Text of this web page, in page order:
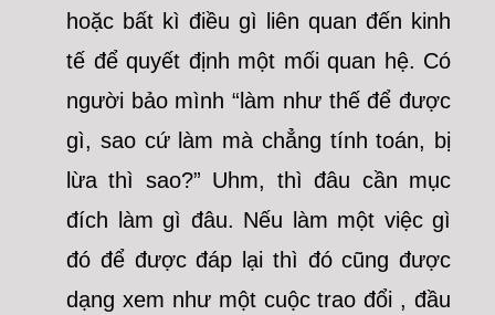
hoặc bất kì điều gì liên quan đến kinh
tế để quyết định một mối quan hệ. Có
người bảo mình “làm như thế để được
gì, sao cứ làm mà chẳng tính toán, bị
lừa thì sao?” Uhm, thì đâu cần mục
đích làm gì đâu. Nếu làm một việc gì
đó để được đáp lại thì đó cũng được
dạng xem như một cuộc trao đổi , đầu